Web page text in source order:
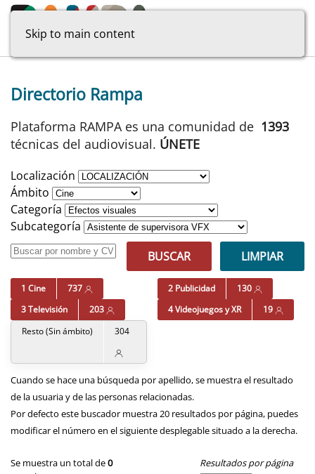
Skip to main content
Directorio Rampa
Plataforma RAMPA es una comunidad de 1393
técnicas del audiovisual. ÚNETE
Localización
Ámbito
Categoría
Subcategoría
BUSCAR
LIMPIAR
1 Cine 737 2 Publicidad
130
3 Televisión
203 4 Videojuegos y XR
19
Resto (Sin ámbito)
304
Cuando se hace una búsqueda por apellido, se muestra el resultado
de la usuaria y de las personas relacionadas.
Por defecto este buscador muestra 20 resultados por página, puedes
modificar el número en el siguiente desplegable situado a la derecha.
Se muestra un total de0
Resultados por página